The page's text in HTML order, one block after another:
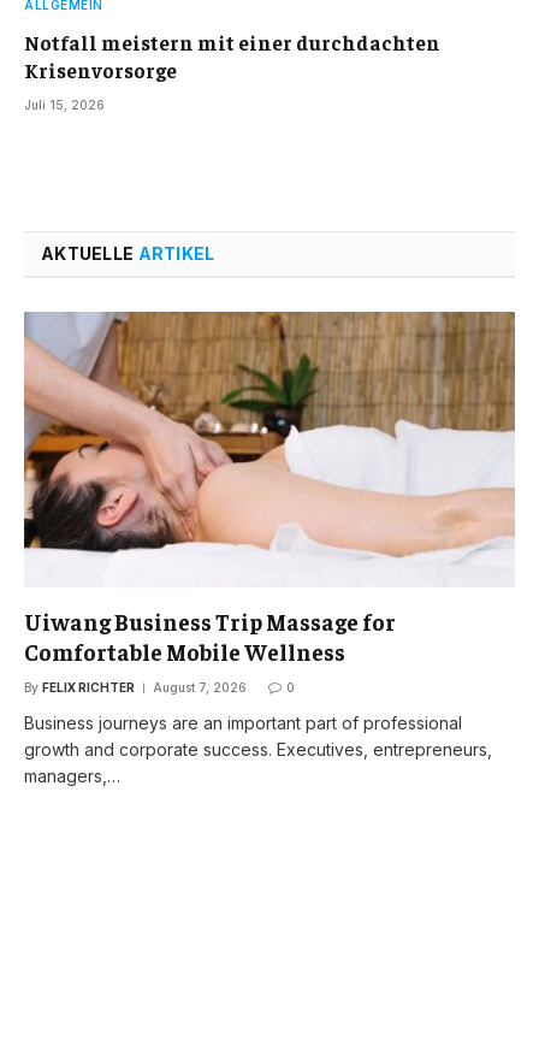
ALLGEMEIN
Notfall meistern mit einer durchdachten
Krisenvorsorge
Juli 15, 2026
AKTUELLE ARTIKEL
Uiwang Business Trip Massage for
Comfortable Mobile Wellness
By FELIX RICHTER August 7, 2026 0
Business journeys are an important part of professional
growth and corporate success. Executives, entrepreneurs,
managers,…